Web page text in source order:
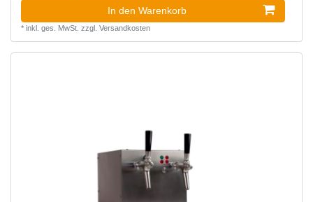
In den Warenkorb
* inkl. ges. MwSt. zzgl. Versandkosten